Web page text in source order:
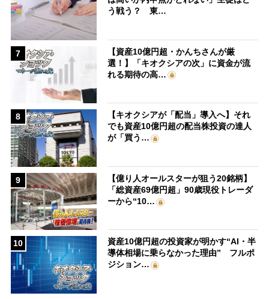
う戦う？ 東…
7
【資産10億円超・かんちさんが厳
選！】「キオクシアの次」に資金が流
れる期待の高…
8
【キオクシアが「配当」導入へ】それ
でも資産10億円超の配当株投資の達人
が「買う…
9
【億り人オールスターが狙う20銘柄】
「総資産69億円超」90歳現役トレーダ
ーから“10…
10
資産10億円超の投資家が明かす“AI・半
導体相場に乗らなかった理由” フルポ
ジション…